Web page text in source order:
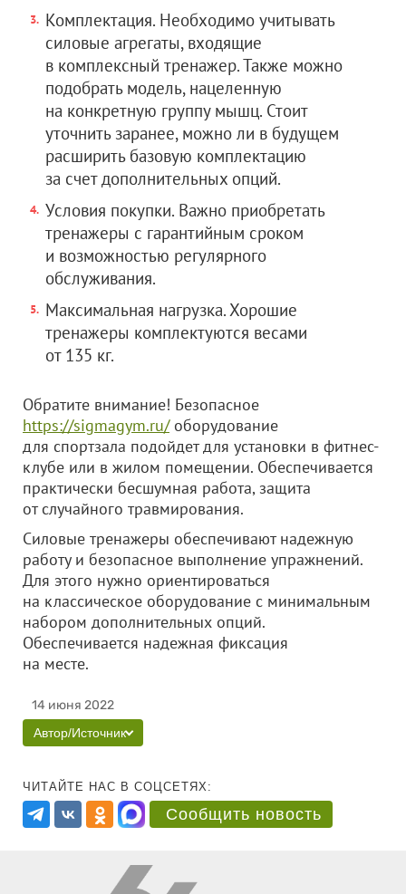
Комплектация. Необходимо учитывать
силовые агрегаты, входящие
в комплексный тренажер. Также можно
подобрать модель, нацеленную
на конкретную группу мышц. Стоит
уточнить заранее, можно ли в будущем
расширить базовую комплектацию
за счет дополнительных опций.
Условия покупки. Важно приобретать
тренажеры с гарантийным сроком
и возможностью регулярного
обслуживания.
Максимальная нагрузка. Хорошие
тренажеры комплектуются весами
от 135 кг.
Обратите внимание! Безопасное
https://sigmagym.ru/оборудование
для спортзала подойдет для установки в фитнес-
клубе или в жилом помещении. Обеспечивается
практически бесшумная работа, защита
от случайного травмирования.
Силовые тренажеры обеспечивают надежную
работу и безопасное выполнение упражнений.
Для этого нужно ориентироваться
на классическое оборудование с минимальным
набором дополнительных опций.
Обеспечивается надежная фиксация
на месте.
14 июня 2022
Автор/Источник
ЧИТАЙТЕ НАС В СОЦСЕТЯХ:
Сообщить новость